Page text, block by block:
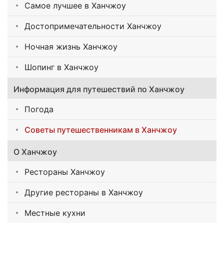
Самое лучшее в Ханчжоу
Достопримечательности Ханчжоу
Ночная жизнь Ханчжоу
Шопинг в Ханчжоу
Информация для путешествий по Ханчжоу
Погода
Советы путешественникам в Ханчжоу
О Ханчжоу
Рестораны Ханчжоу
Другие рестораны в Ханчжоу
Местные кухни